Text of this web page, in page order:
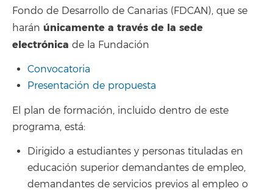
Fondo de Desarrollo de Canarias (FDCAN), que se
harán únicamente a través de la sede
electrónica de la Fundación
Convocatoria
Presentación de propuesta
El plan de formación, incluido dentro de este
programa, está:
Dirigido a estudiantes y personas tituladas en
educación superior demandantes de empleo,
demandantes de servicios previos al empleo o